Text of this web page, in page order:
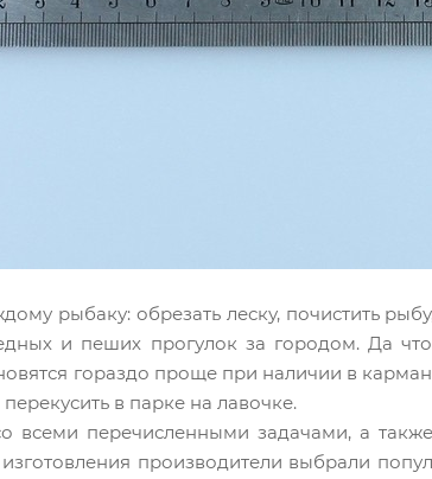
рыбаку: обрезать леску, почистить
и пеших прогулок за городом. Да
гораздо проще при наличии в
в парке на лавочке.
всеми перечисленными задачами, а
производители выбрали